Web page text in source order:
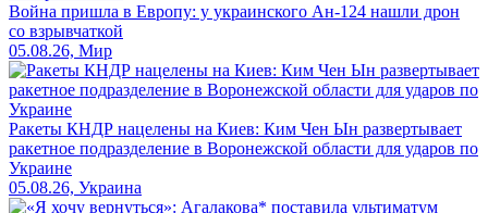
Война пришла в Европу: у украинского Ан-124 нашли дрон
со взрывчаткой
05.08.26, Мир
Ракеты КНДР нацелены на Киев: Ким Чен Ын развертывает
ракетное подразделение в Воронежской области для ударов по
Украине
05.08.26, Украина